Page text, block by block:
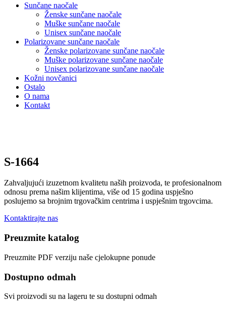
Sunčane naočale
Ženske sunčane naočale
Muške sunčane naočale
Unisex sunčane naočale
Polarizovane sunčane naočale
Ženske polarizovane sunčane naočale
Muške polarizovane sunčane naočale
Unisex polarizovane sunčane naočale
Kožni novčanici
Ostalo
O nama
Kontakt
S-1664
Zahvaljujući izuzetnom kvalitetu naših proizvoda, te profesionalnom
odnosu prema našim klijentima, više od 15 godina uspješno
poslujemo sa brojnim trgovačkim centrima i uspješnim trgovcima.
Kontaktirajte nas
Preuzmite katalog
Preuzmite PDF verziju naše cjelokupne ponude
Dostupno odmah
Svi proizvodi su na lageru te su dostupni odmah